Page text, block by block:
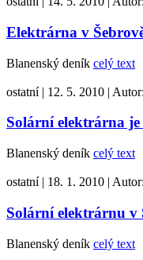
Elektrárna v
Blanenský deník celý text
ostatní | 12. 5. 2010 | Autor:
Solární elektrárna je
Blanenský deník celý text
ostatní | 18. 1. 2010 | Autor:
Solární elektrárnu v
Blanenský deník celý text